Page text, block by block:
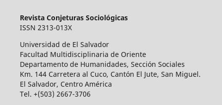
Revista Conjeturas Sociológicas
ISSN 2313-013X
Universidad de El Salvador
Facultad Multidisciplinaria de Oriente
Departamento de Humanidades, Sección Sociales
Km. 144 Carretera al Cuco, Cantón El Jute, San Miguel.
El Salvador, Centro América
Tel. +(503) 2667-3706